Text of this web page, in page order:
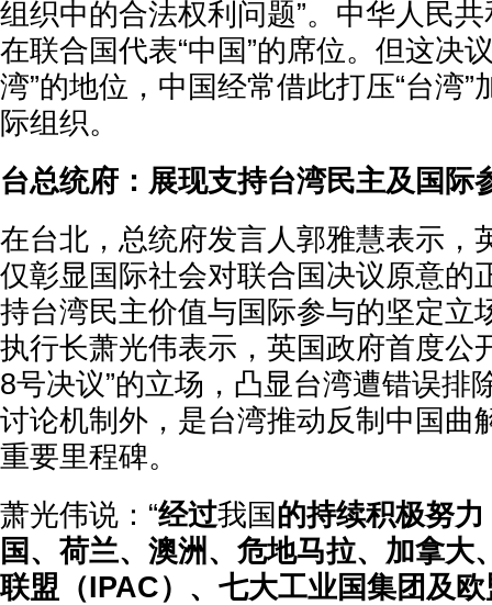
组织中的合法权利问题”。中华人民
在联合国代表“中国”的席位。但这决
湾”的地位，中国经常借此打压“台湾
际组织。
台总统府：展现支持台湾民主及国际
在台北，总统府发言人郭雅慧表示，
仅彰显国际社会对联合国决议原意的
持台湾民主价值与国际参与的坚定立
执行长萧光伟表示，英国政府首度公
8号决议”的立场，凸显台湾遭错误排
讨论机制外，是台湾推动反制中国曲
重要里程碑。
萧光伟说：“经过我国的持续积极努
国、荷兰、澳洲、危地马拉、加拿大
联盟（IPAC）、七大工业国集团及